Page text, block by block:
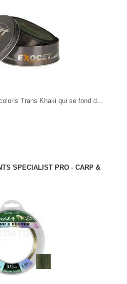
LE PRODUIT
Trans Khaki qui se fond d...
SPECIALIST PRO - CARP &
LE PRODUIT